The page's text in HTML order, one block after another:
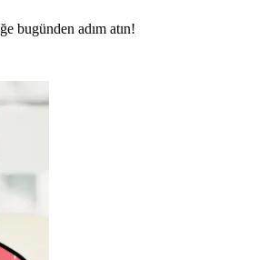
bugünden adım atın!